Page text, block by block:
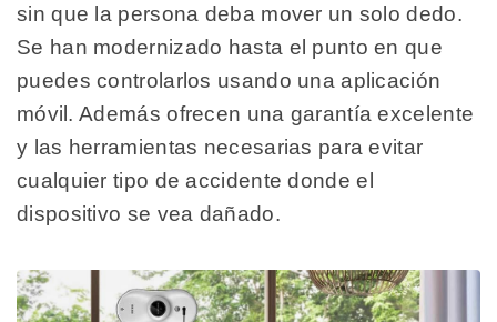
sin que la persona deba mover un solo dedo.
Se han modernizado hasta el punto en que
puedes controlarlos usando una aplicación
móvil. Además ofrecen una garantía excelente
y las herramientas necesarias para evitar
cualquier tipo de accidente donde el
dispositivo se vea dañado.